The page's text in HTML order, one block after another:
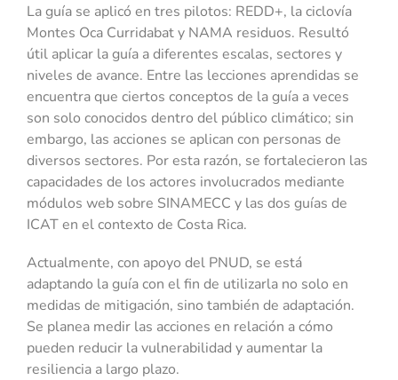
La guía se aplicó en tres pilotos: REDD+, la ciclovía
Montes Oca Curridabat y NAMA residuos. Resultó
útil aplicar la guía a diferentes escalas, sectores y
niveles de avance. Entre las lecciones aprendidas se
encuentra que ciertos conceptos de la guía a veces
son solo conocidos dentro del público climático; sin
embargo, las acciones se aplican con personas de
diversos sectores. Por esta razón, se fortalecieron las
capacidades de los actores involucrados mediante
módulos web sobre SINAMECC y las dos guías de
ICAT en el contexto de Costa Rica.
Actualmente, con apoyo del PNUD, se está
adaptando la guía con el fin de utilizarla no solo en
medidas de mitigación, sino también de adaptación.
Se planea medir las acciones en relación a cómo
pueden reducir la vulnerabilidad y aumentar la
resiliencia a largo plazo.